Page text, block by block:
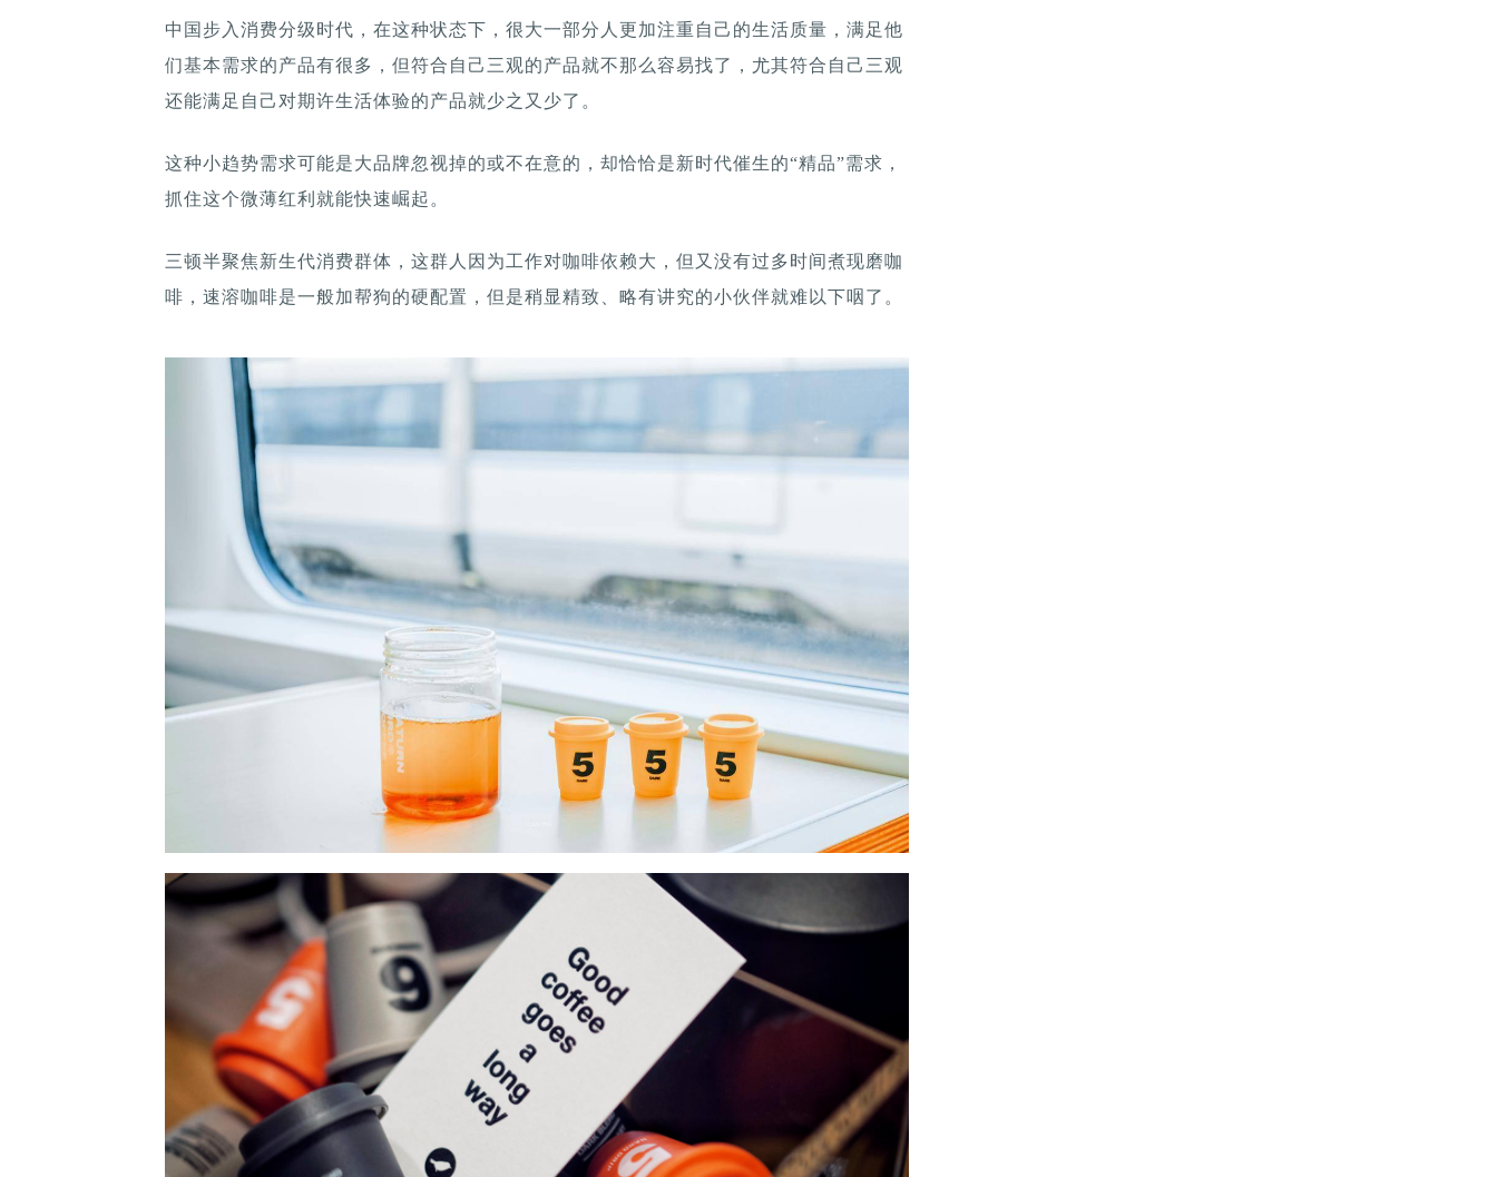
中国步入消费分级时代，在这种状态下，很大一部分人更加注重自己的生活质量，满足他
们基本需求的产品有很多，但符合自己三观的产品就不那么容易找了，尤其符合自己三观
还能满足自己对期许生活体验的产品就少之又少了。
这种小趋势需求可能是大品牌忽视掉的或不在意的，却恰恰是新时代催生的“精品”需求，
抓住这个微薄红利就能快速崛起。
三顿半聚焦新生代消费群体，这群人因为工作对咖啡依赖大，但又没有过多时间煮现磨咖
啡，速溶咖啡是一般加帮狗的硬配置，但是稍显精致、略有讲究的小伙伴就难以下咽了。